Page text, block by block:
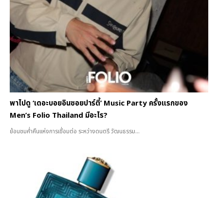
พาไปดู ‘เดอะบอยอินซอยปาร์ตี้’ Music Party ครั้งแรกของ
Men’s Folio Thailand มีอะไร?
ย้อนชมค่ำคืนแห่งการเชื่อมต่อ ระหว่างดนตรี วัฒนธรรม...